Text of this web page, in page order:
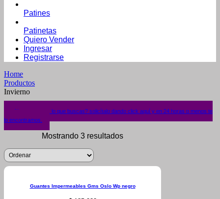
Patines
Patinetas
Quiero Vender
Ingresar
Registrarse
Home
Productos
Invierno
¿No encuentras lo que buscas? solicítalo dando click aquí y en 24 horas o menos te
lo encontramos.
Mostrando 3 resultados
Guantes Impermeables Gms Oslo Wp negro